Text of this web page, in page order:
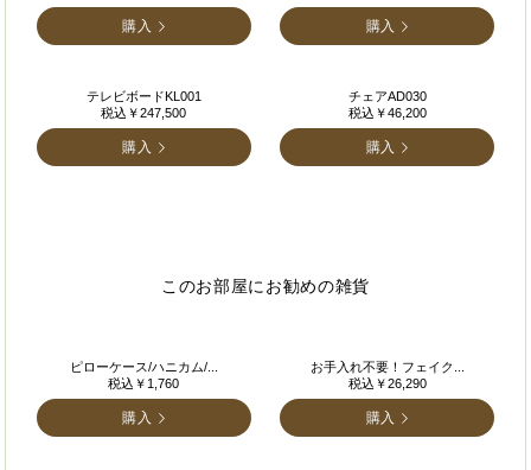
購入 購入
テレビボードKL001
税込￥247,500
購入
チェアAD030
税込￥46,200
購入
このお部屋にお勧めの雑貨
ピローケース/ハニカム/...
税込￥1,760
購入
お手入れ不要！フェイク...
税込￥26,290
購入